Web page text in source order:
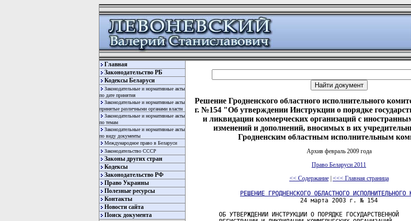
Главная
Законодательство РБ
Кодексы Беларуси
Законодательные и нормативные акты
по дате принятия
Законодательные и нормативные акты
принятые различными органами власти
Законодательные и нормативные акты
по темам
Законодательные и нормативные акты
по виду документы
Международное право в Беларуси
Законодательство СССР
Законы других стран
Кодексы
Законодательство РФ
Право Украины
Полезные ресурсы
Контакты
Новости сайта
Поиск документа
Решение Гродненского областного исполнительного
г. №154 "Об утверждении Инструкции о порядке
и ликвидации коммерческих организаций с
изменений и дополнений, вносимых в их
Гродненским областным исполнительным
Архив февраль 2009 года
Право Беларуси 2011
<< Содержание| <<< Главная страница
РЕШЕНИЕ ГРОДНЕНСКОГО ОБЛАСТНОГО ИСПОЛНИТЕЛЬНОГО